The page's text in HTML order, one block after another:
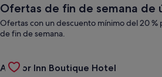
y
Ofertas de fin de semana de
Ofertas con un descuento mínimo del 20 %
de fin de semana.
Gallery
Carousel
Anchor Inn Boutique Hotel